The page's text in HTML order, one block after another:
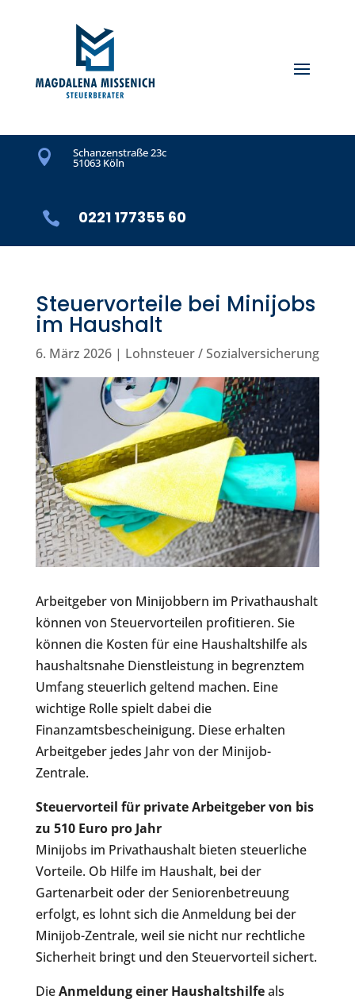
 Schanzenstraße 23c
51063 Köln
 0221 177355 60
Steuervorteile bei Minijobs
im Haushalt
6. März 2026| Lohnsteuer / Sozialversicherung
Arbeitgeber von Minijobbern im Privathaushalt
können von Steuervorteilen profitieren. Sie
können die Kosten für eine Haushaltshilfe als
haushaltsnahe Dienstleistung in begrenztem
Umfang steuerlich geltend machen. Eine
wichtige Rolle spielt dabei die
Finanzamtsbescheinigung. Diese erhalten
Arbeitgeber jedes Jahr von der Minijob-
Zentrale.
Steuervorteil für private Arbeitgeber von bis
zu 510 Euro pro Jahr
Minijobs im Privathaushalt bieten steuerliche
Vorteile. Ob Hilfe im Haushalt, bei der
Gartenarbeit oder der Seniorenbetreuung
erfolgt, es lohnt sich die Anmeldung bei der
Minijob-Zentrale, weil sie nicht nur rechtliche
Sicherheit bringt und den Steuervorteil sichert.
DieAnmeldung einer Haushaltshilfeals